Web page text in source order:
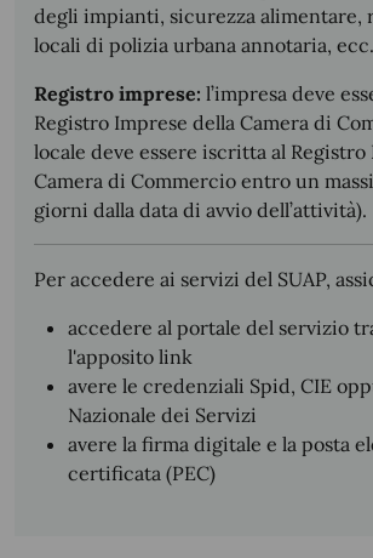
degli impianti, sicurezza alimentare,
locali di polizia urbana annotaria, ecc.
Registro imprese: l’impresa deve
Registro Imprese della Camera di
locale deve essere iscritta al Registro
Camera di Commercio entro un
giorni dalla data di avvio dell’attività).
Per accedere ai servizi del SUAP,
accedere al portale del servizio
l'apposito link
avere le credenziali Spid, CIE
Nazionale dei Servizi
avere la firma digitale e la posta
certificata (PEC)